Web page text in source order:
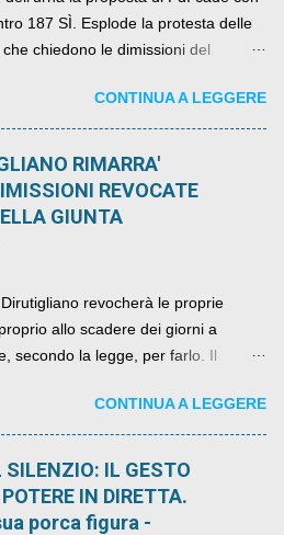
187 SÌ. Esplode la protesta delle
chiedono le dimissioni del
CONTINUA A LEGGERE
RIMARRA'
REVOCATE
GIUNTA
revocherà le proprie
allo scadere dei giorni a
secondo la legge, per farlo. Il
auspicavano il contrario.CONTINUA A LEGGERE
IL GESTO
IN DIRETTA.
porca figura -